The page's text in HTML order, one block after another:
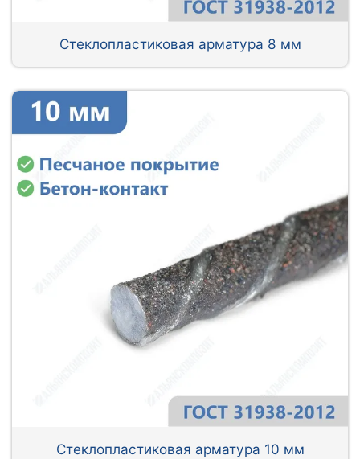
Стеклопластиковая арматура 8 мм
Стеклопластиковая арматура 10 мм